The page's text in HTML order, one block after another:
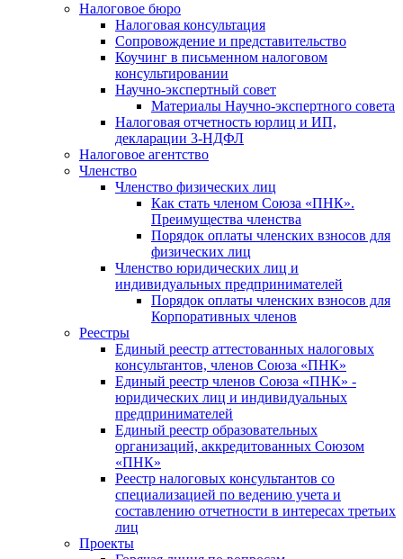
Налоговое бюро
Налоговая консультация
Cопровождение и представительство
Коучинг в письменном налоговом
консультировании
Научно-экспертный совет
Материалы Научно-экспертного совета
Налоговая отчетность юрлиц и ИП,
декларации 3-НДФЛ
Налоговое агентство
Членство
Членство физических лиц
Как стать членом Союза «ПНК».
Преимущества членства
Порядок оплаты членских взносов для
физических лиц
Членство юридических лиц и
индивидуальных предпринимателей
Порядок оплаты членских взносов для
Корпоративных членов
Реестры
Единый реестр аттестованных налоговых
консультантов, членов Союза «ПНК»
Единый реестр членов Союза «ПНК» -
юридических лиц и индивидуальных
предпринимателей
Единый реестр образовательных
организаций, аккредитованных Союзом
«ПНК»
Реестр налоговых консультантов со
специализацией по ведению учета и
составлению отчетности в интересах третьих
лиц
Проекты